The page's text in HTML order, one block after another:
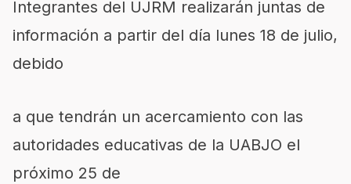
Integrantes del UJRM realizarán juntas de
información a partir del día lunes 18 de julio,
debido
a que tendrán un acercamiento con las
autoridades educativas de la UABJO el
próximo 25 de